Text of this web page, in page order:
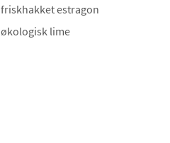
friskhakket estragon
økologisk lime